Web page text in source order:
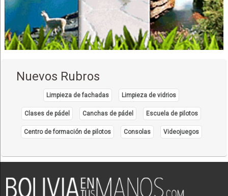
Muebles de Cocina
Muebles
Tapicerías
Mesas de Luz
Puertas de Madera
Sillas
Nuevos Rubros
Limpieza de fachadas Limpieza de vidrios
Clases de pádel Canchas de pádel Escuela de pilotos
Centro de formación de pilotos Consolas Videojuegos